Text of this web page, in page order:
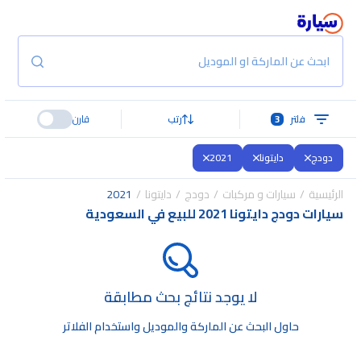
ابحث عن الماركة او الموديل
فلتر 3 رتب قارن
دودج دايتونا 2021
الرئيسية سيارات و مركبات دودج دايتونا 2021
سيارات دودج دايتونا 2021 للبيع في السعودية
لا يوجد نتائج بحث مطابقة
حاول البحث عن الماركة والموديل واستخدام الفلاتر